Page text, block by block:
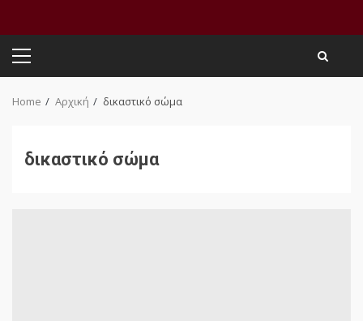
Primary
Home Αρχική δικαστικό σώμα
δικαστικό σώμα